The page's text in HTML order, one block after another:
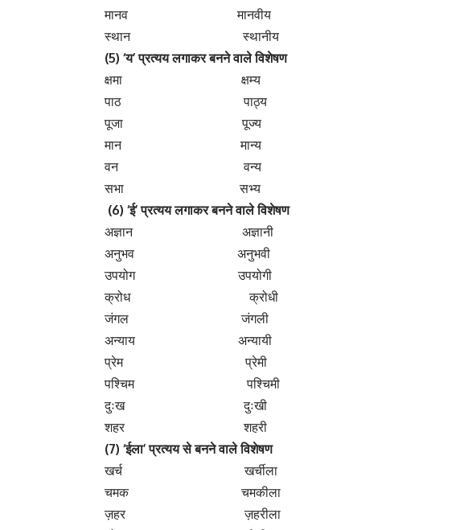
प्रदेश प्रदेशिक
काँटा कँटीला
राष्ट्र राष्ट्रीय
सेना सेनापरिच्छद
पराक्रम पराक्रमी
अध्यात्म आध्यात्मिक
लालच लालची
रंग रंगीला
सम्मान सम्माननीय
शरीर शारीरक
प्यास प्यासा
कुदरत कुदरती
आदर आदरणीय
तैरना तैराक
Share This Article